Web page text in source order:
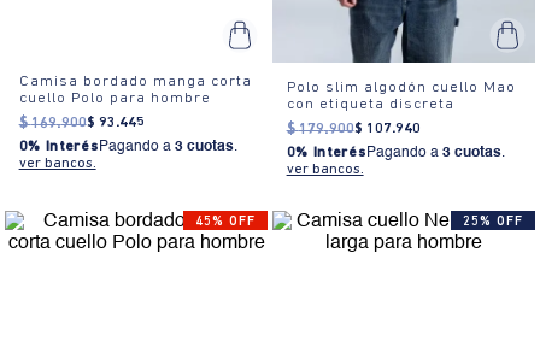
Camisa bordado manga corta
cuello Polo para hombre
$ 169.900$ 93 .445
0% Interés Pagando a 3 cuotas.
ver bancos.
Polo slim algodón cuello Mao
con etiqueta discreta
$ 179.900$ 107.940
0% Interés Pagando a 3 cuotas.
ver bancos.
45% OFF 25% OFF